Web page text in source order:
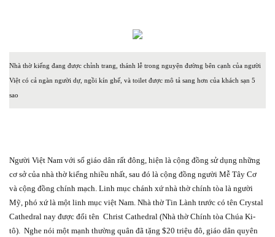
Nhà thờ kiếng đang được chỉnh trang, thánh lễ trong nguyện đường bên cạnh của người
Việt có cả ngàn người dự, ngồi kín ghế, và toilet được mô tả sang hơn của khách sạn 5
sao
Người Việt Nam với số giáo dân rất đông, hiện là cộng đồng sử dụng những
cơ sở của nhà thờ kiếng nhiều nhất, sau đó là cộng đồng người Mễ Tây Cơ
và cộng đồng chính mạch. Linh mục chánh xứ nhà thờ chính tòa là người
Mỹ, phó xứ là một linh mục việt Nam. Nhà thờ Tin Lành trước có tên Crystal
Cathedral nay được đổi tên Christ Cathedral (Nhà thờ Chính tòa Chúa Ki-
tô). Nghe nói một mạnh thường quân đã tặng $20 triệu đô, giáo dân quyên